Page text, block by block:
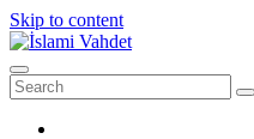
Skip to content